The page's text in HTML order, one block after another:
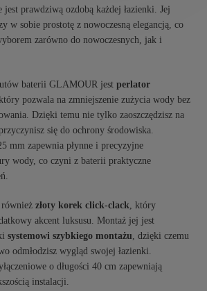
jest prawdziwą ozdobą każdej łazienki. Jej
w sobie prostotę z nowoczesną elegancją, co
zarówno do nowoczesnych, jak i
baterii GLAMOUR jestperlator
który pozwala na zmniejszenie zużycia wody bez
Dzięki temu nie tylko zaoszczędzisz na
się do ochrony środowiska.
mm zapewnia płynne i precyzyjne
wody, co czyni z baterii praktyczne
równieżzłoty korek click-clack , który
akcent luksusu. Montaż jej jest
systemowi szybkiego montażu , dzięki czemu
odmłodzisz wygląd swojej łazienki.
o długości 40 cm zapewniają
instalacji.